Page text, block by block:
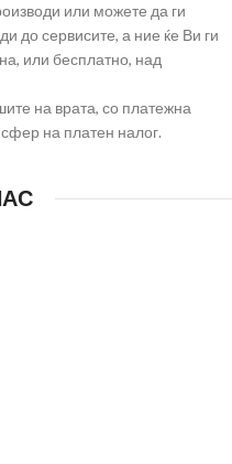
или можете да ги
до сервисите, а ние ќе Ви ги
или бесплатно, над
на врата, со платежна
на платен налог.